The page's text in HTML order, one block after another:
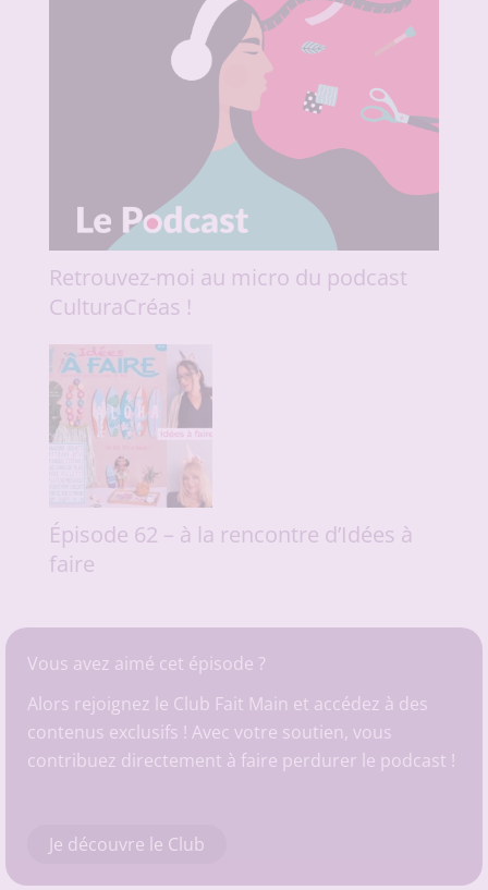
Retrouvez-moi au micro du podcast
CulturaCréas !
Épisode 62 – à la rencontre d’Idées à
faire
Vous avez aimé cet épisode ?
Alors rejoignez le Club Fait Main et accédez à des
contenus exclusifs ! Avec votre soutien, vous
contribuez directement à faire perdurer le podcast !
Je découvre le Club